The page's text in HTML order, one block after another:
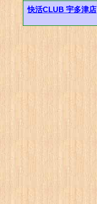
快活CLUB 宇多津店